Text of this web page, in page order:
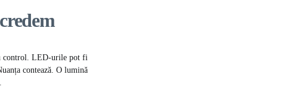
control. LED-urile pot fi
contează. O lumină